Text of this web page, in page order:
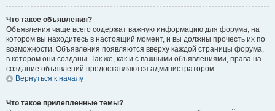
Что такое объявления?
Объявления чаще всего содержат важную информацию для форума, на
котором вы находитесь в настоящий момент, и вы должны прочесть их по
возможности. Объявления появляются вверху каждой страницы форума,
в котором они созданы. Так же, как и с важными объявлениями, права на
создание объявлений предоставляются администратором.
Вернуться к началу
Что такое прилепленные темы?